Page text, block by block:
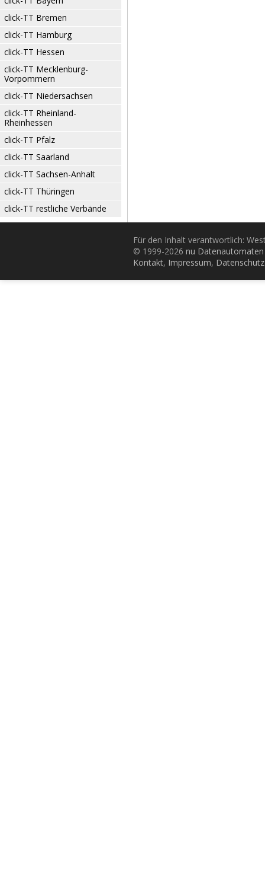
click-TT Bremen
click-TT Hamburg
click-TT Hessen
click-TT Mecklenburg-
Vorpommern
click-TT Niedersachsen
click-TT Rheinland-
Rheinhessen
click-TT Pfalz
click-TT Saarland
click-TT Sachsen-Anhalt
click-TT Thüringen
click-TT restliche Verbände
Für den Inhalt verantwortlich:
© 1999-2026 nu
Kontakt, Impressum, Datenschutz